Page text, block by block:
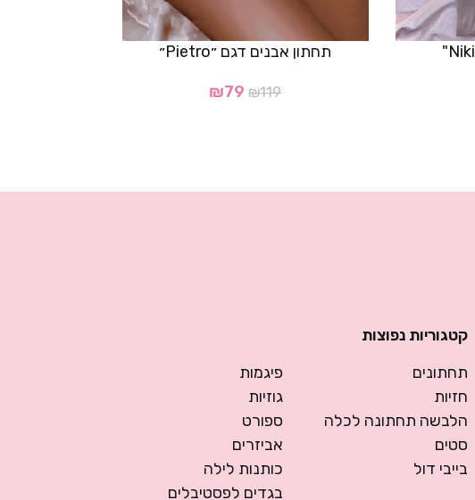
תחתון אבנים דגם ״Pietro״
₪119
₪79
קטגוריות נפוצות
תחתונים
חזיות
הלבשה תחתונה לכלה
סטים
בייבי דול
פיגמות
גוזיות
ספורט
אביזרים
כותנות לילה
בגדים לפסטיבלים